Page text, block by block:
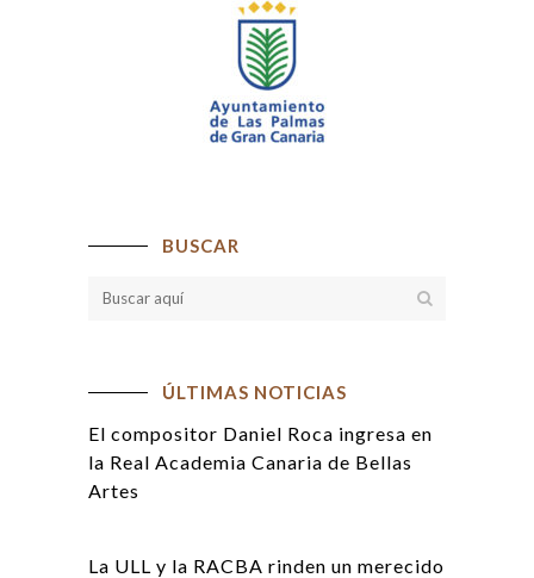
BUSCAR
ÚLTIMAS NOTICIAS
El compositor Daniel Roca ingresa en
la Real Academia Canaria de Bellas
Artes
La ULL y la RACBA rinden un merecido